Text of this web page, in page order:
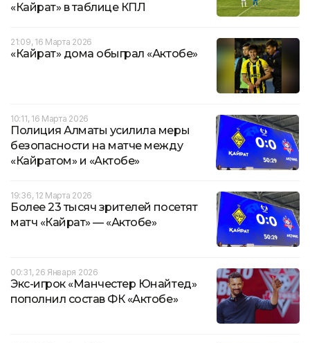
«Кайрат» в таблице КПЛ
21:09, 16 Марта 2026
«Кайрат» дома обыграл «Актобе»
10:11, 16 Марта 2026
Полиция Алматы усилила меры
безопасности на матче между
«Кайратом» и «Актобе»
19:36, 12 Марта 2026
Более 23 тысяч зрителей посетят
матч «Кайрат» — «Актобе»
00:31, 26 Января 2026
Экс-игрок «Манчестер Юнайтед»
пополнил состав ФК «Актобе»